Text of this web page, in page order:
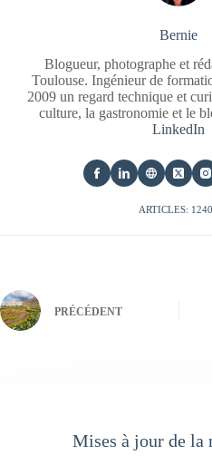
Bernie
Blogueur, photographe et
Toulouse. Ingénieur de
2009 un regard technique et
culture, la gastronomie et le
LinkedIn
ARTICLES:
PRÉCÉDENT
Mises à jour de la